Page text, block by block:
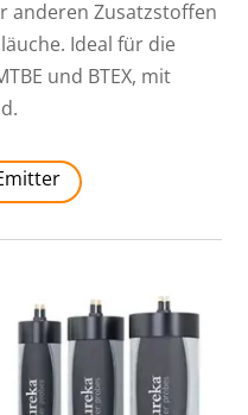
anderen Zusatzstoffen
Ideal für die
und BTEX, mit